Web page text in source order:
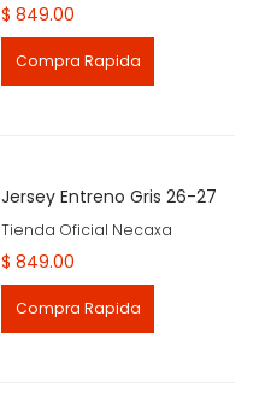
$ 849.00
Compra Rapida
Jersey Entreno Gris 26-27
Tienda Oficial Necaxa
$ 849.00
Compra Rapida